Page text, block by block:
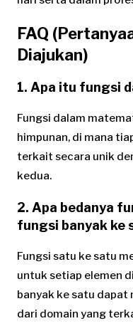
FAQ
Diajukan)
1. Apa itu fungsi
Fungsi dalam
himpunan, di mana
terkait secara unik
kedua.
2. Apa bedanya
fungsi banyak ke
Fungsi satu ke satu
untuk setiap elemen
banyak ke satu dapat
dari domain yang